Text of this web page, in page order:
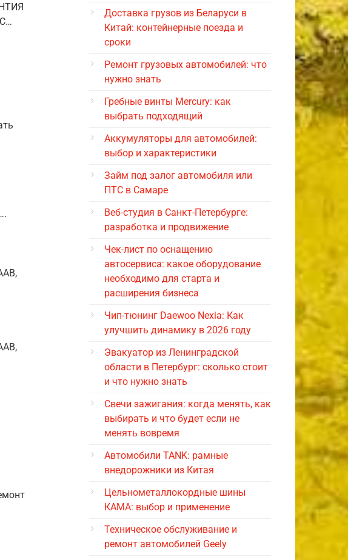
Доставка грузов из Беларуси в
Китай: контейнерные поезда и
сроки
Ремонт грузовых автомобилей: что
нужно знать
Гребные винты Mercury: как
выбрать подходящий
Аккумуляторы для автомобилей:
выбор и характеристики
Займ под залог автомобиля или
ПТС в Самаре
Веб-студия в Санкт-Петербурге:
разработка и продвижение
Чек-лист по оснащению
автосервиса: какое оборудование
необходимо для старта и
расширения бизнеса
Чип-тюнинг Daewoo Nexia: Как
улучшить динамику в 2026 году
Эвакуатор из Ленинградской
области в Петербург: сколько стоит
и что нужно знать
Свечи зажигания: когда менять, как
выбирать и что будет если не
менять вовремя
Автомобили TANK: рамные
внедорожники из Китая
Цельнометаллокордные шины
КАМА: выбор и применение
Техническое обслуживание и
ремонт автомобилей Geely